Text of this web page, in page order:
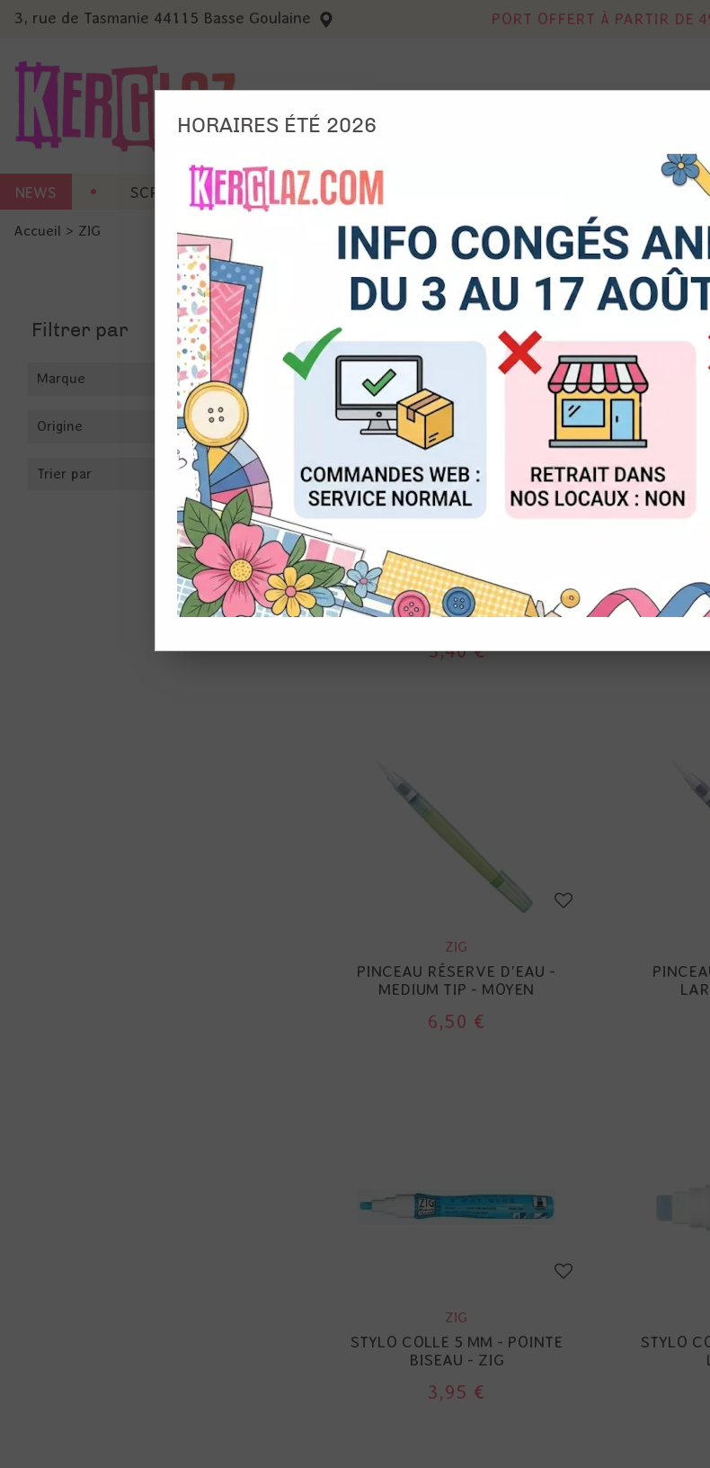
3, rue de Tasmanie 44115 Basse Goulaine PORT OFFERT À PARTIR DE
NEWS SCRAP CARTERIE MACHINES DIES
Accueil > ZIG
PRODUITS DE LA
Filtrer par
Marque
Origine
Trier par
ZIG
STYLO COLLE 2 MM - POINTE
FINE - ZIG
3,40 €
ZIG
PINCEAU RÉSERVE D'EAU -
MEDIUM TIP - MOYEN
6,50 €
ZIG
STYLO COLLE 5 MM - POINTE
BISEAU - ZIG
3,95 €
STYLO
Nous autorisez-vous à utiliser vos
Ils nous seront utiles pour :
Améliorer l'interface et les fonctionnalités du site
Mesurer les campagnes marketing et proposer
produits
Gérer l'authentification et surveiller les erreurs
Certains cookies sont nécessaires à des fins techniques, ils sont donc dispensés
obligatoires, peuvent être utilisés pour la personnalisation des annonces et du
et du contenu, la connaissance de l'audience et le développement de produits,
précises et l'identification par le balayage de l'appareil, le stockage et/ou l'accès
Si vous donnez votre consentement, celui-ci sera valable sur l’ensemble des
disposez de la possibilité de retirer votre consentement à tout moment en
de la page. Pour en savoir plus, consulter notre politique de cookie.
CONFIGURER
HORAIRES ÉTÉ 2026